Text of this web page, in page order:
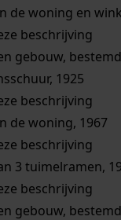
de woning en
beschrijving
gebouw,
1925
beschrijving
de woning, 1967
beschrijving
3 tuimelramen,
beschrijving
gebouw,